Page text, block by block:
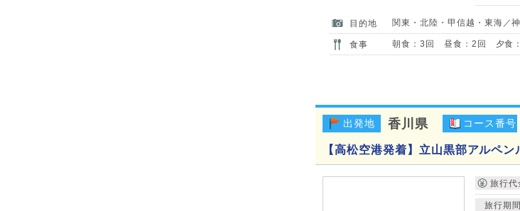
目的地
食事 朝食：3回 昼食：2回 夕食
出発地 香川県 コース番号
【高松空港発着】立山黒部アルペ
旅行代
旅行期間